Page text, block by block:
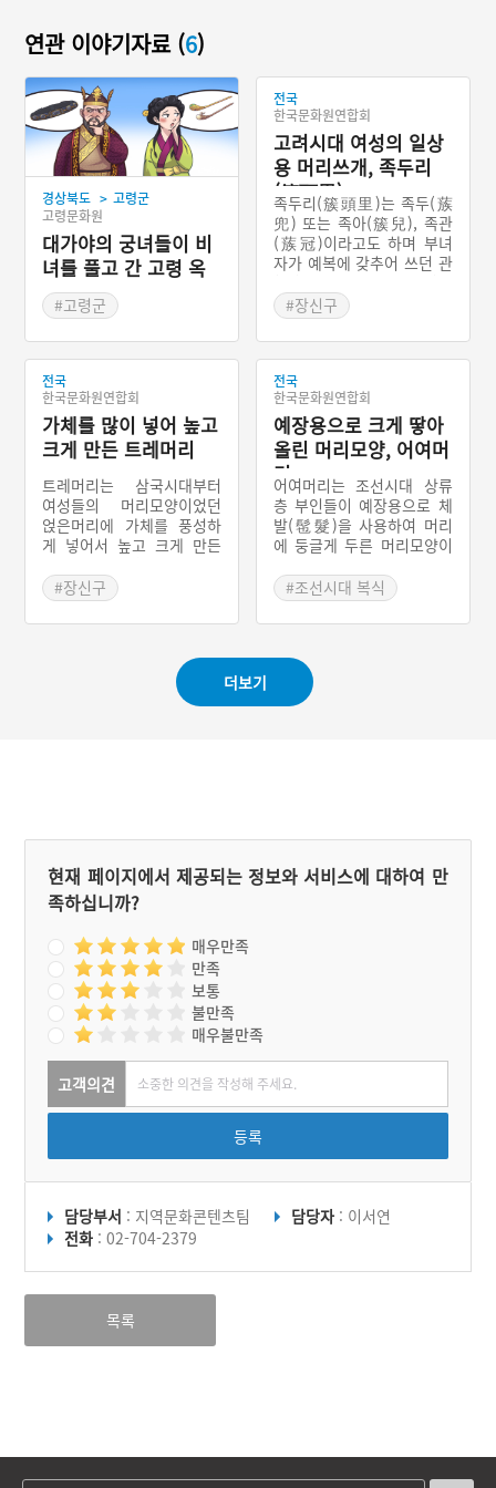
연관 이야기자료 (6)
경상북도 > 고령군
고령문화원
대가야의 궁녀들이 비
녀를 풀고 간 고령 옥
잠#고령군
#고령지명유래
전국
한국문화원연합회
고려시대 여성의 일상
용 머리쓰개, 족두리
(簇頭里)
족두리(簇頭里)는 족두(蔟
兜) 또는 족아(簇兒), 족관
(蔟冠)이라고도 하며 부녀
자가 예복에 갖추어 쓰던 관
帽)라기 보다는 미적 장식품
으로서의 수식(首飾)으로
볼 수 있다. 그 형태는 검은
비단으로 만들어 아래는 둥
글고 위는 여섯 모가 난 모
자다. 전체적인 모양은 위가
넓고 아래로 내려갈수록 좁
다. 족두리는 원나라(현재
몽골)에서 고려 왕비에게 선
물한 고고리(姑姑里 또는
古古里)가 와전되었다고 추
정한다. 이 시기의 족두리는
몽골풍으로 추정되며 고려
두리에는 ‘민족두리’와 ‘꾸
민 족두리’가 있으며, 오늘
날에도 신부가 폐백을 드릴
#장신구
전국
한국문화원연합회
가체를 많이 넣어 높고
크게 만든 트레머리
트레머리는 삼국시대부터
여성들의 머리모양이었던
얹은머리에 가체를 풍성하
게 넣어서 높고 크게 만든
‘다리머리’라고도 한다. 트
레머리는 머리를 옆 가르마
를 갈라 빗은 뒤, 머리 뒤에
속에 머리 심을 넣고 빗어
트레머리를 더 크고 넓적하
게 보이게 만들기도 하였다.
는 가체금지령 이후 기생들
의 전유물이 되었다.
#장신구
전국
한국문화원연합회
예장용으로 크게 땋아
올린 머리모양, 어여머
리
어여머리는 조선시대 상류
층 부인들이 예장용으로 체
발(髢髮)을 사용하여 머리
에 둥글게 두른 머리모양이
기 위해 먼저 가르마 위에
첩지를 맨다. 그리고 어염족
두리 위에 일곱 깍지의 가체
래로 땋아 얹는다. 그리고
가체로 땋은 커다란 다리를
어염족두리 위에서 목덜미
#조선시대 복식
더보기
현재 페이지에서 제공되는 정보와 서비스에 대하여 만
족하십니까?
매우만족
만족
보통
불만족
매우불만족
고객의견
등록
담당부서 : 지역문화콘텐츠팀 담당자 : 이서연
전화 : 02-704-2379
목록